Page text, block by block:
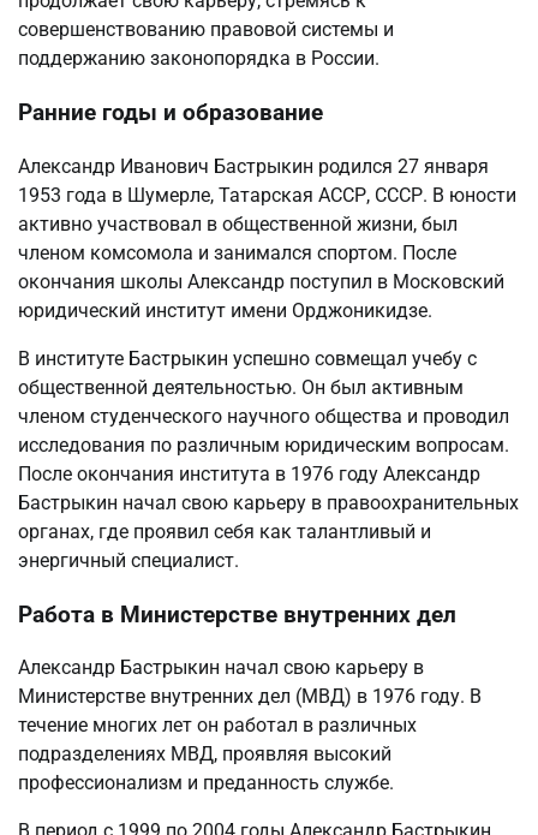
совершенствованию правовой системы и
поддержанию законопорядка в России.
Ранние годы и образование
Александр Иванович Бастрыкин родился 27 января
1953 года в Шумерле, Татарская АССР, СССР. В юности
активно участвовал в общественной жизни, был
членом комсомола и занимался спортом. После
окончания школы Александр поступил в Московский
юридический институт имени Орджоникидзе.
В институте Бастрыкин успешно совмещал учебу с
общественной деятельностью. Он был активным
членом студенческого научного общества и проводил
исследования по различным юридическим вопросам.
После окончания института в 1976 году Александр
Бастрыкин начал свою карьеру в правоохранительных
органах, где проявил себя как талантливый и
энергичный специалист.
Работа в Министерстве внутренних дел
Александр Бастрыкин начал свою карьеру в
Министерстве внутренних дел (МВД) в 1976 году. В
течение многих лет он работал в различных
подразделениях МВД, проявляя высокий
профессионализм и преданность службе.